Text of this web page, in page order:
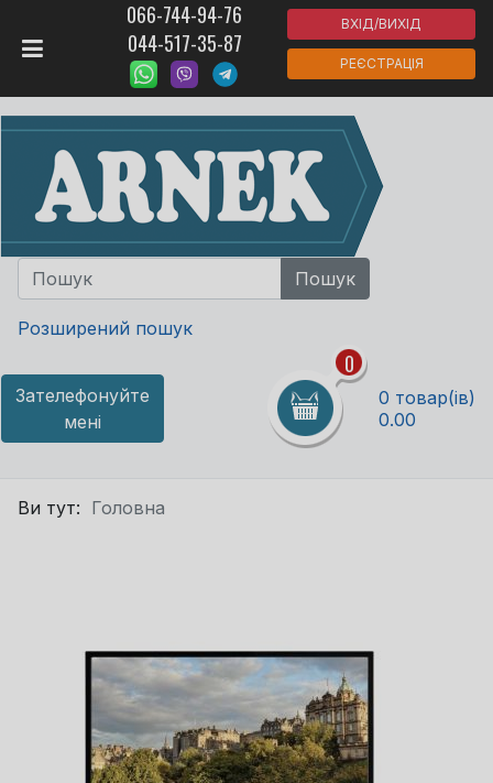
066-744-94-76
044-517-35-87
ВХІД/ВИХІД
РЕЄСТРАЦІЯ
Розширений пошук
Зателефонуйте
мені
0
0 товар(ів)
0.00
Ви тут: Головна